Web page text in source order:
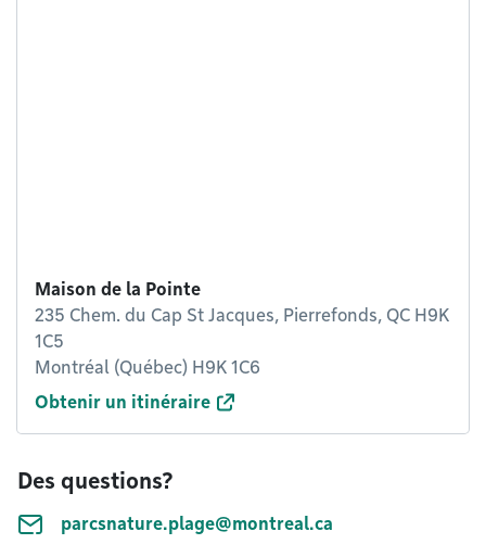
Maison de la Pointe
235 Chem. du Cap St Jacques, Pierrefonds, QC H9K
1C5
Montréal (Québec) H9K 1C6
Obtenir un itinéraire
Des questions?
parcsnature.plage@montreal.ca